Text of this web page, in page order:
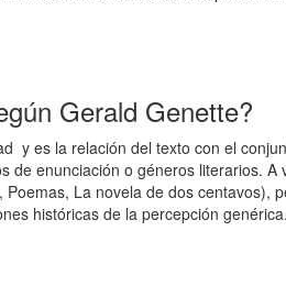
Gerald Genette?
y es la relación del texto con el
de enunciación o géneros literarios. A
La novela de dos centavos),
históricas de la percepción genérica.